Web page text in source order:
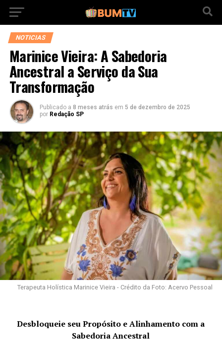
NOTICIAS
Marinice Vieira: A Sabedoria
Ancestral a Serviço da Sua
Transformação
Publicado a 8 meses atrás em 5 de dezembro de 2025
por Redação SP
Terapeuta Holística Marinice Vieira - Crédito da Foto: Acervo Pessoal
Desbloqueie seu Propósito e Alinhamento com a
Sabedoria Ancestral